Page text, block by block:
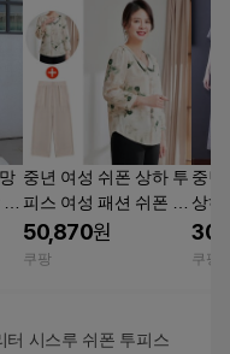
중년 여성 쉬폰 상하 투
피스 여성 패션 쉬폰 블
라우스 팬츠 세트 봄 가
을 캐주얼 스타일 LT 아
50,870원
쿠팡
중년
상하
라워
기
쿠팡
터 시스루 쉬폰 투피스